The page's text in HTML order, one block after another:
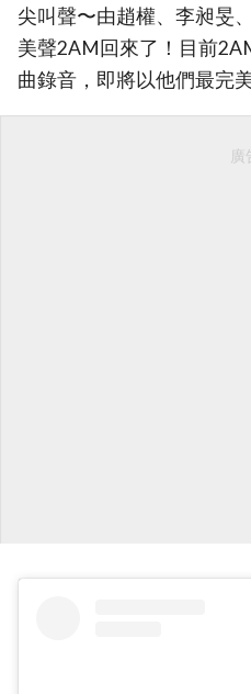
尖叫聲〜由趙權、李昶旻
美聲2AM回來了！目前
曲錄音，即將以他們最完
廣